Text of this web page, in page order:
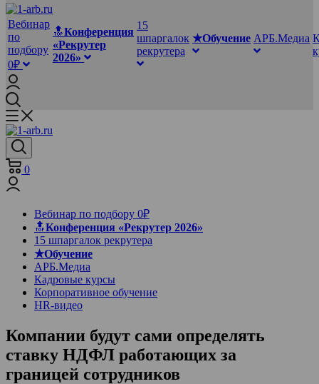
Вебинар
по
подбору
0₽
🔝Конференция
«Рекрутер
2026»
15
шпаргалок
рекрутера
★Обучение АРБ.Медиа
0
Вебинар по подбору 0₽
🔝Конференция «Рекрутер 2026»
15 шпаргалок рекрутера
★Обучение
АРБ.Медиа
Кадровые курсы
Корпоративное обучение
HR-видео
Компании будут сами определять
ставку НДФЛ работающих за
границей сотрудников